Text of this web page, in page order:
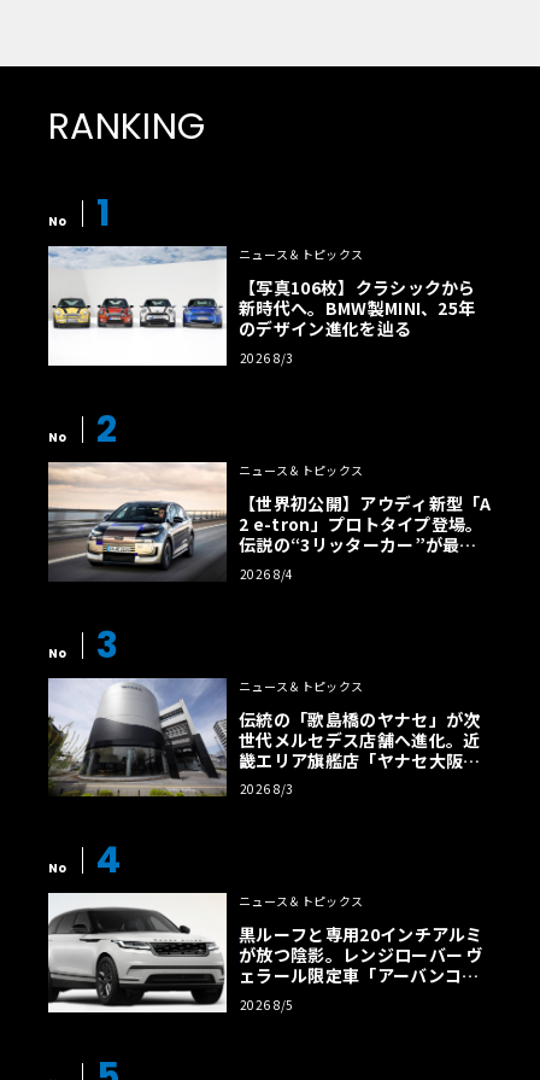
RANKING
No 1
ニュース＆トピックス
【写真106枚】クラシックから
新時代へ。BMW製MINI、25年
のデザイン進化を辿る
2026 8/3
No 2
ニュース＆トピックス
【世界初公開】アウディ新型「A
2 e-tron」プロトタイプ登場。
伝説の“3リッターカー”が最高
効率エントリーBEVとして復活
【画像38枚】
2026 8/4
No 3
ニュース＆トピックス
伝統の「歌島橋のヤナセ」が次
世代メルセデス店舗へ進化。近
畿エリア旗艦店「ヤナセ大阪支
店」がリニューアル
2026 8/3
No 4
ニュース＆トピックス
黒ルーフと専用20インチアルミ
が放つ陰影。レンジローバー ヴ
ェラール限定車「アーバンコン
トラスト・エディション」登場
2026 8/5